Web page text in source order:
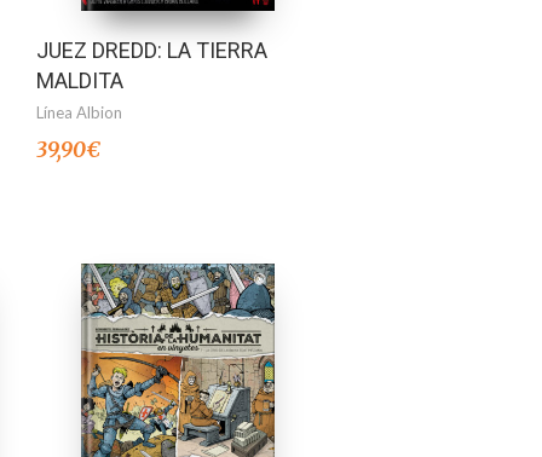
JUEZ DREDD: LA TIERRA
MALDITA
Línea Albion
39,90€